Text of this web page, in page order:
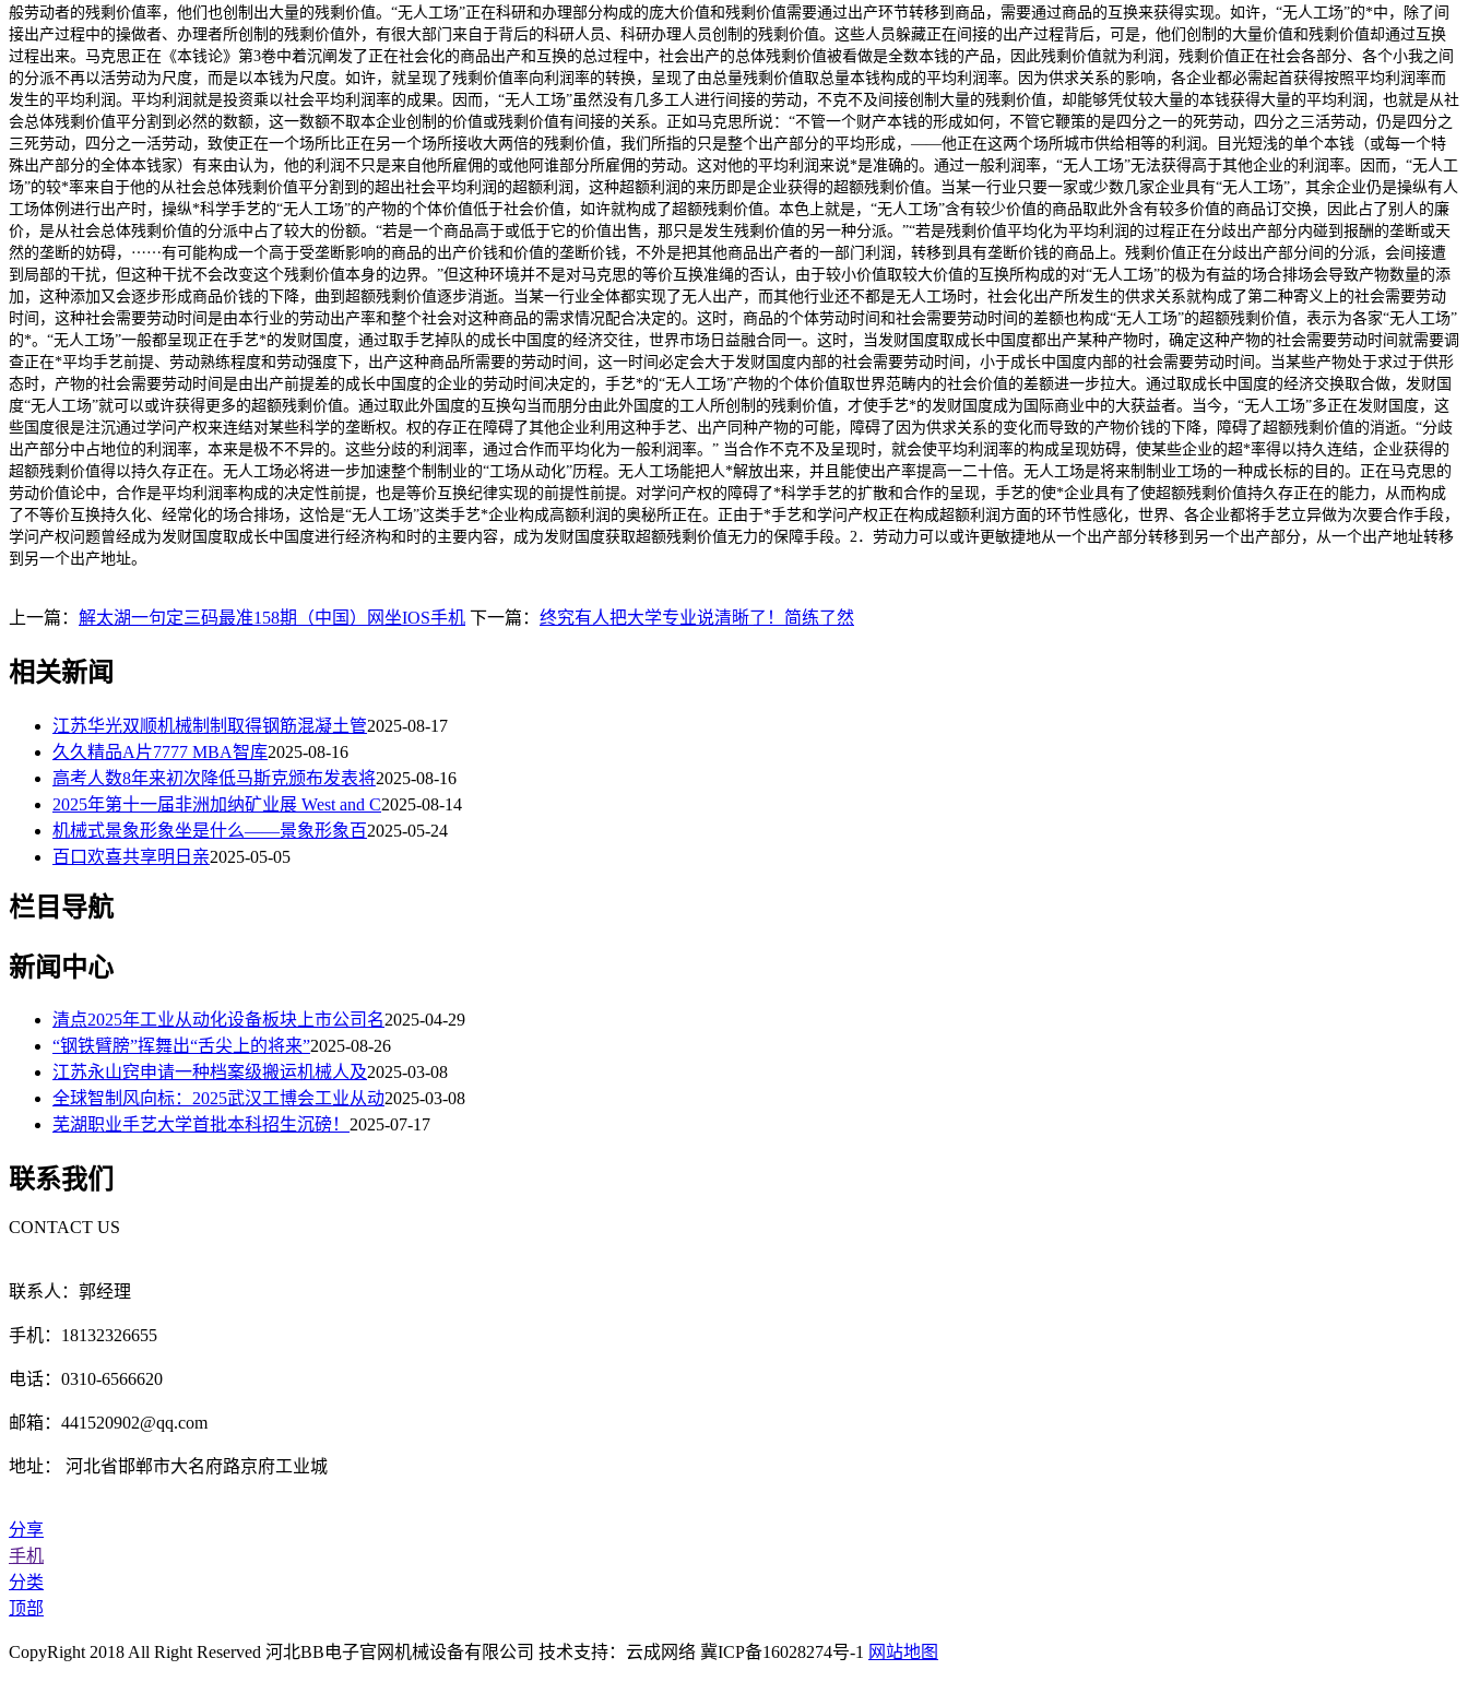
般劳动者的残剩价值率，他们也创制出大量的残剩价值。“无人工场”正在科研和办理部分构成的庞大价值和残剩价值需要通过出产环节转移到商品，需要通过商品的互换来获得实现。如许，“无人工场”的*中，除了间
接出产过程中的操做者、办理者所创制的残剩价值外，有很大部门来自于背后的科研人员、科研办理人员创制的残剩价值。这些人员躲藏正在间接的出产过程背后，可是，他们创制的大量价值和残剩价值却通过互换
过程出来。马克思正在《本钱论》第3卷中着沉阐发了正在社会化的商品出产和互换的总过程中，社会出产的总体残剩价值被看做是全数本钱的产品，因此残剩价值就为利润，残剩价值正在社会各部分、各个小我之间
的分派不再以活劳动为尺度，而是以本钱为尺度。如许，就呈现了残剩价值率向利润率的转换，呈现了由总量残剩价值取总量本钱构成的平均利润率。因为供求关系的影响，各企业都必需起首获得按照平均利润率而
发生的平均利润。平均利润就是投资乘以社会平均利润率的成果。因而，“无人工场”虽然没有几多工人进行间接的劳动，不克不及间接创制大量的残剩价值，却能够凭仗较大量的本钱获得大量的平均利润，也就是从社
会总体残剩价值平分割到必然的数额，这一数额不取本企业创制的价值或残剩价值有间接的关系。正如马克思所说：“不管一个财产本钱的形成如何，不管它鞭策的是四分之一的死劳动，四分之三活劳动，仍是四分之
三死劳动，四分之一活劳动，致使正在一个场所比正在另一个场所接收大两倍的残剩价值，我们所指的只是整个出产部分的平均形成，——他正在这两个场所城市供给相等的利润。目光短浅的单个本钱（或每一个特
殊出产部分的全体本钱家）有来由认为，他的利润不只是来自他所雇佣的或他阿谁部分所雇佣的劳动。这对他的平均利润来说*是准确的。通过一般利润率，“无人工场”无法获得高于其他企业的利润率。因而，“无人工
场”的较*率来自于他的从社会总体残剩价值平分割到的超出社会平均利润的超额利润，这种超额利润的来历即是企业获得的超额残剩价值。当某一行业只要一家或少数几家企业具有“无人工场”，其余企业仍是操纵有人
工场体例进行出产时，操纵*科学手艺的“无人工场”的产物的个体价值低于社会价值，如许就构成了超额残剩价值。本色上就是，“无人工场”含有较少价值的商品取此外含有较多价值的商品订交换，因此占了别人的廉
价，是从社会总体残剩价值的分派中占了较大的份额。“若是一个商品高于或低于它的价值出售，那只是发生残剩价值的另一种分派。”“若是残剩价值平均化为平均利润的过程正在分歧出产部分内碰到报酬的垄断或天
然的垄断的妨碍，⋯⋯有可能构成一个高于受垄断影响的商品的出产价钱和价值的垄断价钱，不外是把其他商品出产者的一部门利润，转移到具有垄断价钱的商品上。残剩价值正在分歧出产部分间的分派，会间接遭
到局部的干扰，但这种干扰不会改变这个残剩价值本身的边界。”但这种环境并不是对马克思的等价互换准绳的否认，由于较小价值取较大价值的互换所构成的对“无人工场”的极为有益的场合排场会导致产物数量的添
加，这种添加又会逐步形成商品价钱的下降，曲到超额残剩价值逐步消逝。当某一行业全体都实现了无人出产，而其他行业还不都是无人工场时，社会化出产所发生的供求关系就构成了第二种寄义上的社会需要劳动
时间，这种社会需要劳动时间是由本行业的劳动出产率和整个社会对这种商品的需求情况配合决定的。这时，商品的个体劳动时间和社会需要劳动时间的差额也构成“无人工场”的超额残剩价值，表示为各家“无人工场”
的*。“无人工场”一般都呈现正在手艺*的发财国度，通过取手艺掉队的成长中国度的经济交往，世界市场日益融合同一。这时，当发财国度取成长中国度都出产某种产物时，确定这种产物的社会需要劳动时间就需要调
查正在*平均手艺前提、劳动熟练程度和劳动强度下，出产这种商品所需要的劳动时间，这一时间必定会大于发财国度内部的社会需要劳动时间，小于成长中国度内部的社会需要劳动时间。当某些产物处于求过于供形
态时，产物的社会需要劳动时间是由出产前提差的成长中国度的企业的劳动时间决定的，手艺*的“无人工场”产物的个体价值取世界范畴内的社会价值的差额进一步拉大。通过取成长中国度的经济交换取合做，发财国
度“无人工场”就可以或许获得更多的超额残剩价值。通过取此外国度的互换勾当而朋分由此外国度的工人所创制的残剩价值，才使手艺*的发财国度成为国际商业中的大获益者。当今，“无人工场”多正在发财国度，这
些国度很是注沉通过学问产权来连结对某些科学的垄断权。权的存正在障碍了其他企业利用这种手艺、出产同种产物的可能，障碍了因为供求关系的变化而导致的产物价钱的下降，障碍了超额残剩价值的消逝。“分歧
出产部分中占地位的利润率，本来是极不不异的。这些分歧的利润率，通过合作而平均化为一般利润率。” 当合作不克不及呈现时，就会使平均利润率的构成呈现妨碍，使某些企业的超*率得以持久连结，企业获得的
超额残剩价值得以持久存正在。无人工场必将进一步加速整个制制业的“工场从动化”历程。无人工场能把人*解放出来，并且能使出产率提高一二十倍。无人工场是将来制制业工场的一种成长标的目的。正在马克思的
劳动价值论中，合作是平均利润率构成的决定性前提，也是等价互换纪律实现的前提性前提。对学问产权的障碍了*科学手艺的扩散和合作的呈现，手艺的使*企业具有了使超额残剩价值持久存正在的能力，从而构成
了不等价互换持久化、经常化的场合排场，这恰是“无人工场”这类手艺*企业构成高额利润的奥秘所正在。正由于*手艺和学问产权正在构成超额利润方面的环节性感化，世界、各企业都将手艺立异做为次要合作手段，
学问产权问题曾经成为发财国度取成长中国度进行经济构和时的主要内容，成为发财国度获取超额残剩价值无力的保障手段。2．劳动力可以或许更敏捷地从一个出产部分转移到另一个出产部分，从一个出产地址转移
到另一个出产地址。
上一篇： 解太湖一句定三码最准158期（中国）网坐IOS手机 下一篇： 终究有人把大学专业说清晰了！简练了然
相关新闻
江苏华光双顺机械制制取得钢筋混凝土管2025-08-17
久久精品A片7777 MBA智库2025-08-16
高考人数8年来初次降低马斯克颁布发表将2025-08-16
2025年第十一届非洲加纳矿业展 West and C2025-08-14
机械式景象形象坐是什么——景象形象百2025-05-24
百口欢喜共享明日亲2025-05-05
栏目导航
新闻中心
清点2025年工业从动化设备板块上市公司名2025-04-29
“钢铁臂膀”挥舞出“舌尖上的将来”2025-08-26
江苏永山窍申请一种档案级搬运机械人及2025-03-08
全球智制风向标：2025武汉工博会工业从动2025-03-08
芜湖职业手艺大学首批本科招生沉磅！ 2025-07-17
联系我们
CONTACT US
联系人：郭经理
手机：18132326655
电话：0310-6566620
邮箱：441520902@qq.com
地址： 河北省邯郸市大名府路京府工业城
分享
手机
分类
顶部
CopyRight 2018 All Right Reserved 河北BB电子官网机械设备有限公司 技术支持：云成网络 冀ICP备16028274号-1 网站地图